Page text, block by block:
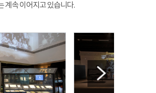
계속 이어지고 있습니다.